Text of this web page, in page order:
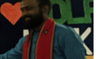
కొ
జీ
వం